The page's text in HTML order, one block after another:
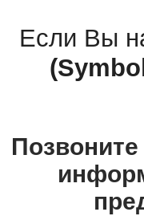
Если Вы